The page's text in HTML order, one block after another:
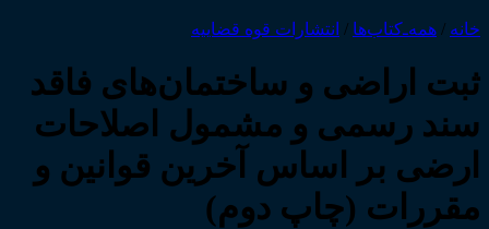
خانه / همه‌ـ‌کتاب‌ها / انتشارات قوه قضاییه
ثبت اراضی و ساختمان‌های فاقد
سند رسمی و مشمول اصلاحات
ارضی بر اساس آخرین قوانین و
مقررات (چاپ دوم)